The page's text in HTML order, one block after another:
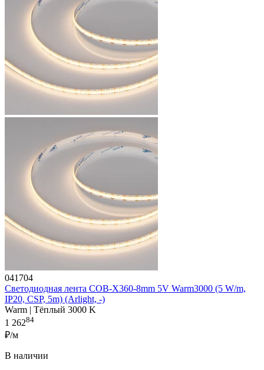
041704
Светодиодная лента COB-X360-8mm 5V Warm3000 (5 W/m,
IP20, CSP, 5m) (Arlight, -)
Warm | Тёплый 3000 K
1 26284
₽/м
В наличии